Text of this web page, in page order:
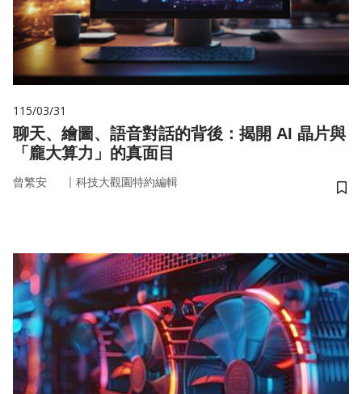
115/03/31
聊天、繪圖、語音對話的背後：揭開 AI 晶片與
「龐大算力」的真面目
曾繁安 ｜ 科技大觀園特約編輯
儲